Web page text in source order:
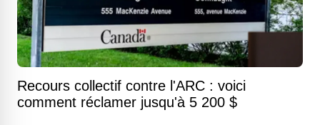
Recours collectif contre l'ARC : voici
comment réclamer jusqu'à 5 200 $